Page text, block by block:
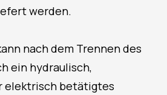
werden.
nach dem Trennen des
ein hydraulisch,
elektrisch betätigtes